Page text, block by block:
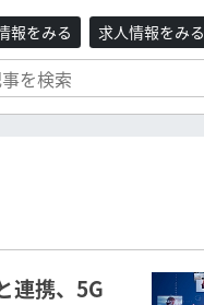
報をみる 求人情報をみる
連携、5G